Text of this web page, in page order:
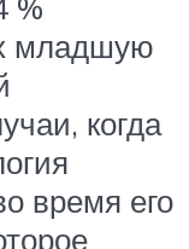
младшую
когда
время его